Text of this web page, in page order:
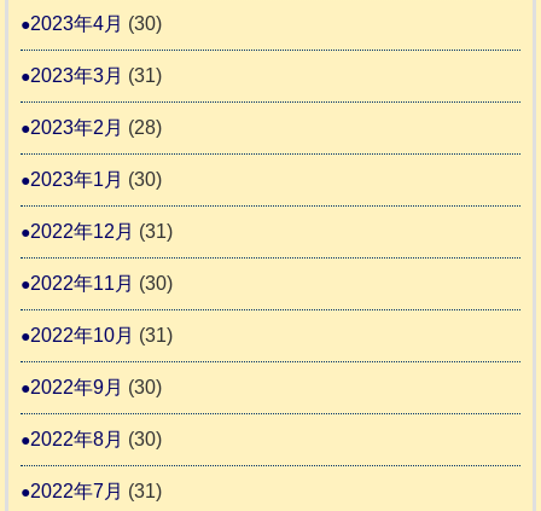
2023年4月 (30)
2023年3月 (31)
2023年2月 (28)
2023年1月 (30)
2022年12月 (31)
2022年11月 (30)
2022年10月 (31)
2022年9月 (30)
2022年8月 (30)
2022年7月 (31)